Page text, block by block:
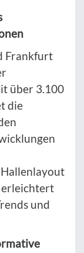
Frankfurt
über 3.100
die
und